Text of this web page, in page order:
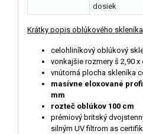
dosiek
Krátky popis oblúkového
celohliníkový oblúkový
vonkajšie rozmery š 2,90 x
vnútorná plocha skleníka
masívne eloxované
mm
rozteč oblúkov 100 cm
prémiový britský
silným UV filtrom as